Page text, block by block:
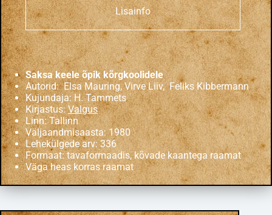
Lisainfo
Saksa keele õpik kõrgkoolidele
Autorid: Elsa Mauring, Virve Liiv, Feliks Kibbermann
Kujundaja: H. Tammets
Kirjastus:Valgus
Linn: Tallinn
Väljaandmisaasta: 1980
Lehekülgede arv: 336
Formaat: tavaformaadis, kõvade kaantega raamat
Väga heas korras raamat